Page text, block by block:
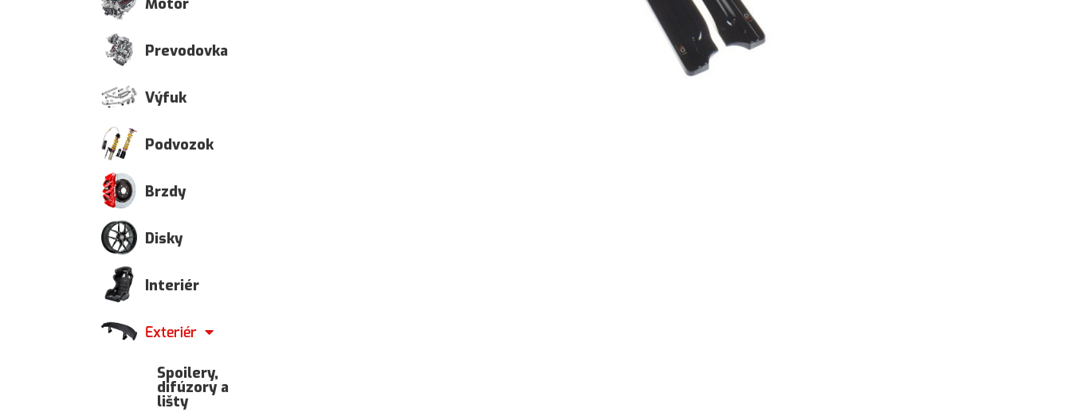
Motor
Prevodovka
Výfuk
Podvozok
Brzdy
Disky
Interiér
Exteriér
Spoilery,
difúzory a
lišty